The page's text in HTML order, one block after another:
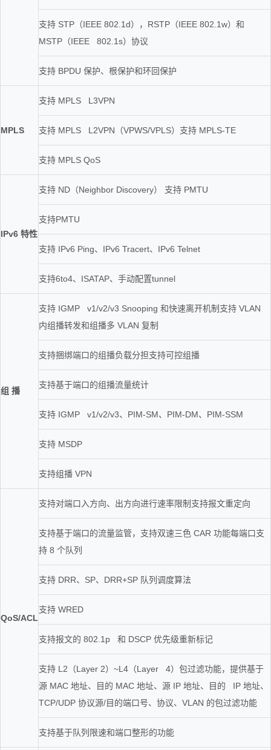
支持 STP（IEEE 802.1d），RSTP（IEEE 802.1w）和
MSTP（IEEE 802.1s）协议
支持 BPDU 保护、根保护和环回保护
MPLS
支持 MPLS L3VPN
支持 MPLS L2VPN（VPWS/VPLS）支持 MPLS-TE
支持 MPLS QoS
IPv6 特性
支持 ND（Neighbor Discovery） 支持 PMTU
支持PMTU
支持 IPv6 Ping、IPv6 Tracert、IPv6 Telnet
支持6to4、ISATAP、手动配置tunnel
组 播
支持 IGMP v1/v2/v3 Snooping 和快速离开机制支持 VLAN
内组播转发和组播多 VLAN 复制
支持捆绑端口的组播负载分担支持可控组播
支持基于端口的组播流量统计
支持 IGMP v1/v2/v3、PIM-SM、PIM-DM、PIM-SSM
支持 MSDP
支持组播 VPN
QoS/ACL
支持对端口入方向、出方向进行速率限制支持报文重定向
支持基于端口的流量监管，支持双速三色 CAR 功能每端口支
持 8 个队列
支持 DRR、SP、DRR+SP 队列调度算法
支持 WRED
支持报文的 802.1p 和 DSCP 优先级重新标记
支持 L2（Layer 2）~L4（Layer 4）包过滤功能，提供基于
源 MAC 地址、目的 MAC 地址、源 IP 地址、目的 IP 地址、
TCP/UDP 协议源/目的端口号、协议、VLAN 的包过滤功能
支持基于队列限速和端口整形的功能